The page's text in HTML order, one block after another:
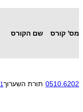
מס' קורס שם הקורס
0510.6202 תורת השערוך1